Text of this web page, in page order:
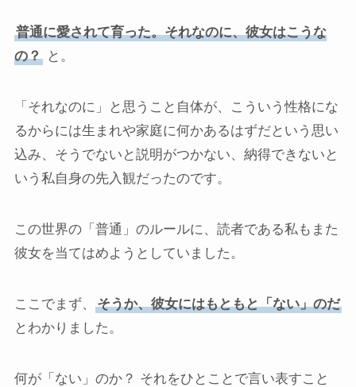
普通に愛されて育った。それなのに、彼女はこうな
の？と。
「それなのに」と思うこと自体が、こういう性格にな
るからには生まれや家庭に何かあるはずだという思い
込み、そうでないと説明がつかない、納得できないと
いう私自身の先入観だったのです。
この世界の「普通」のルールに、読者である私もまた
彼女を当てはめようとしていました。
ここでまず、
そうか、彼女にはもともと「ない」のだ
とわかりました。
何が「ない」のか？ それをひとことで言い表すこと